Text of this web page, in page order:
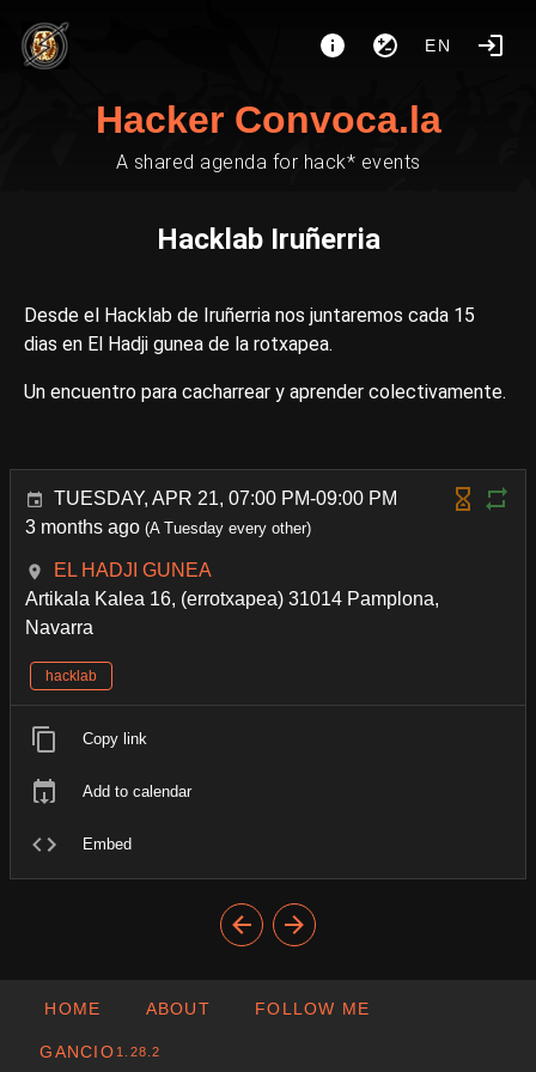
EN
Hacker Convoca.la
A shared agenda for hack* events
Hacklab Iruñerria
Desde el Hacklab de Iruñerria nos juntaremos cada 15
dias en El Hadji gunea de la rotxapea.
Un encuentro para cacharrear y aprender colectivamente.
TUESDAY, APR 21, 07:00 PM-09:00 PM
3 months ago (A Tuesday every other)
EL HADJI GUNEA
Artikala Kalea 16, (errotxapea) 31014 Pamplona,
Navarra
hacklab
Copy link
Add to calendar
Embed
HOME ABOUT FOLLOW ME
GANCIO 1.28.2